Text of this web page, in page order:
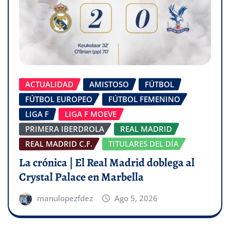
ACTUALIDAD AMISTOSO
FÚTBOL
FÚTBOL EUROPEO
FÚTBOL FEMENINO
LIGA F
LIGA F MOEVE
PRIMERA IBERDROLA
REAL MADRID
REAL MADRID C.F.
TITULARES DEL DÍA
La crónica | El Real Madrid doblega al
Crystal Palace en Marbella
manulopezfdez Ago 5, 2026